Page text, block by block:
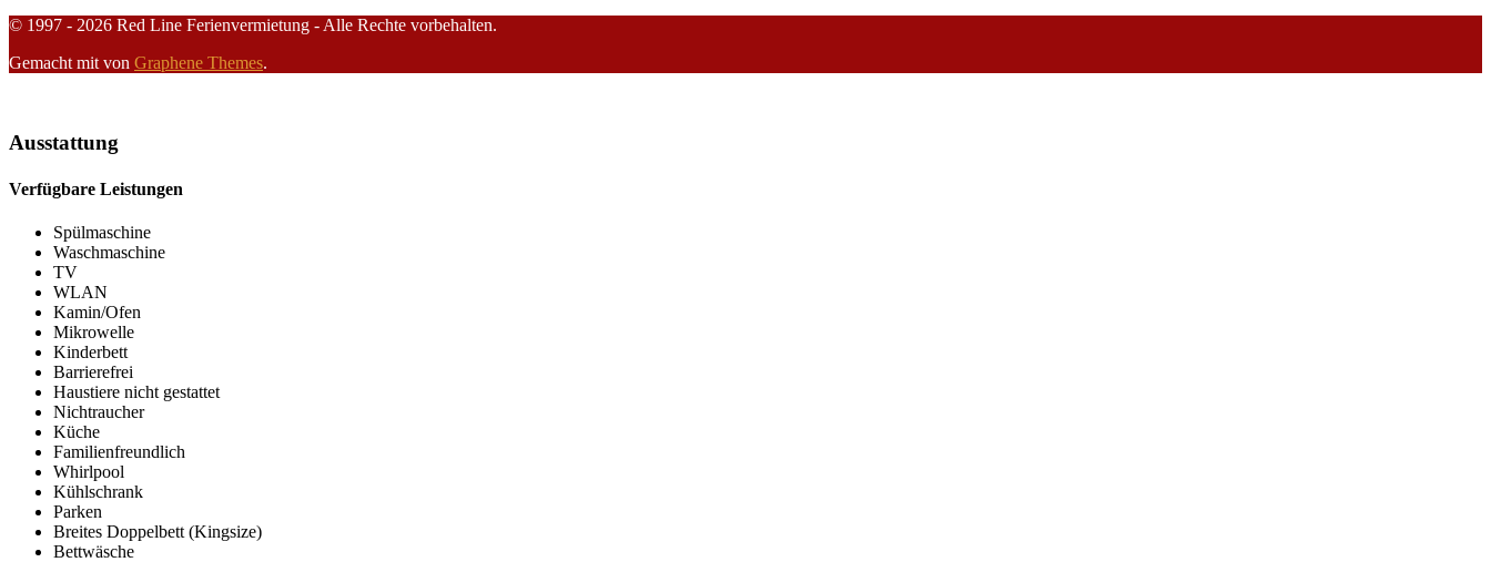
© 1997 - 2026 Red Line Ferienvermietung - Alle Rechte vorbehalten.
Gemacht mit von Graphene Themes.
Ausstattung
Verfügbare Leistungen
Spülmaschine
Waschmaschine
TV
WLAN
Kamin/Ofen
Mikrowelle
Kinderbett
Barrierefrei
Haustiere nicht gestattet
Nichtraucher
Küche
Familienfreundlich
Whirlpool
Kühlschrank
Parken
Breites Doppelbett (Kingsize)
Bettwäsche